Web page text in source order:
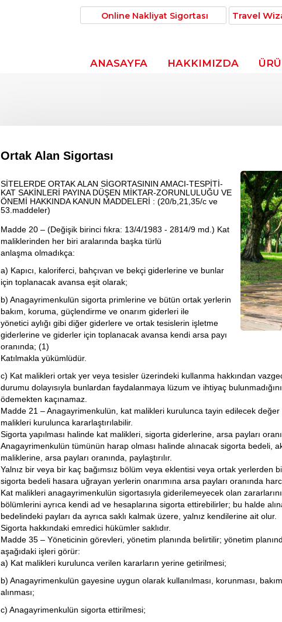
Online Nakliyat Sigortası Travel
ANASAYFA HAKKIMIZDA
Ortak Alan Sigortası
SİTELERDE ORTAK ALAN SİGORTASININ AMACI-TESPİTİ-
KAT SAKİNLERİ PAYINA DÜŞEN MİKTAR-ZORUNLULUĞU VE
ÖNEMİ HAKKINDA KANUN MADDELERİ : (20/b,21,35/c ve
53.maddeler)
Madde 20 – (Değişik birinci fıkra: 13/4/1983 - 2814/9 md.) Kat
maliklerinden her biri aralarında başka türlü
anlaşma olmadıkça:
a) Kapıcı, kaloriferci, bahçıvan ve bekçi giderlerine ve bunlar
için toplanacak avansa eşit olarak;
b) Anagayrimenkulün sigorta primlerine ve bütün ortak yerlerin
bakım, koruma, güçlendirme ve onarım giderleri ile
yönetici aylığı gibi diğer giderlere ve ortak tesislerin işletme
giderlerine ve giderler için toplanacak avansa kendi arsa payı
oranında; (1)
Katılmakla yükümlüdür.
c) Kat malikleri ortak yer veya tesisler üzerindeki kullanma hakkından
durumu dolayısıyla bunlardan faydalanmaya lüzum ve ihtiyaç
ödemekten kaçınamaz.
Madde 21 – Anagayrimenkulün, kat malikleri kurulunca tayin edilecek
malikleri kurulunca kararlaştırılabilir.
Sigorta yapılması halinde kat malikleri, sigorta giderlerine, arsa payları
Anagayrimenkulün tümünün harap olması halinde alınacak sigorta bedeli,
maliklerine, arsa payları oranında, paylaştırılır.
Yalnız bir veya bir kaç bağımsız bölüm veya eklentisi veya ortak yerlerden
sigorta bedeli hasara uğrayan yerlerin onarımına arsa payları oranında
Kat malikleri anagayrimenkulün sigortasıyla giderilemeyecek olan
bölümlerini ayrıca kendi ad ve hesaplarına sigorta ettirebilirler; bu halde
bedelindeki payları da ayrıca saklı kalmak üzere, yalnız kendilerine ait olur.
Sigorta hakkındaki emredici hükümler saklıdır.
Madde 35 – Yöneticinin görevleri, yönetim planında belirtilir; yönetim
aşağıdaki işleri görür:
a) Kat malikleri kurulunca verilen kararların yerine getirilmesi;
b) Anagayrimenkulün gayesine uygun olarak kullanılması, korunması,
alınması;
c) Anagayrimenkulün sigorta ettirilmesi;